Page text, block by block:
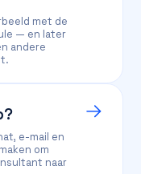
met de
— en later
andere
e-mail en
om
naar